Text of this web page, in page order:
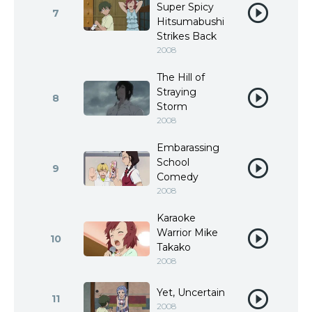
7
Super Spicy
Hitsumabushi
Strikes Back
2008
8
The Hill of
Straying
Storm
2008
9
Embarassing
School
Comedy
2008
10
Karaoke
Warrior Mike
Takako
2008
11 Yet, Uncertain
2008